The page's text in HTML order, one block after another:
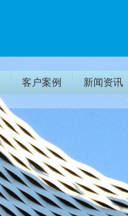
客户案例 新闻资讯